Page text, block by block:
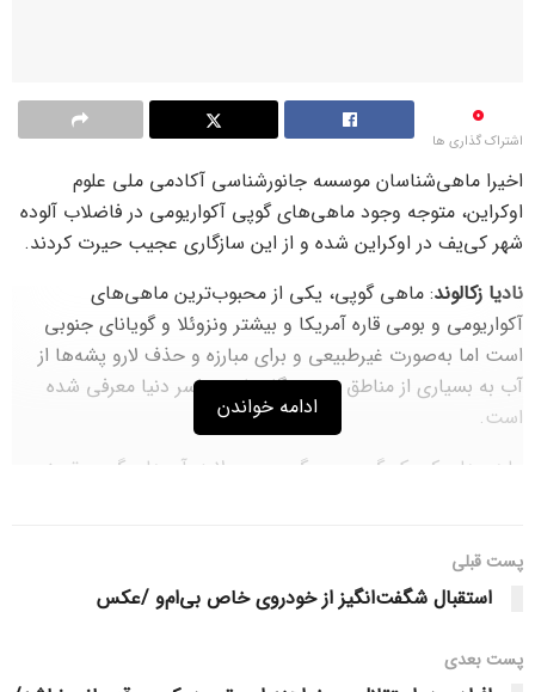
0
اشتراک گذاری ها
اخیرا ماهی‌شناسان موسسه جانورشناسی آکادمی ملی علوم
اوکراین، متوجه وجود ماهی‌های گوپی آکواریومی در فاضلاب آلوده
شهر کی‌یف در اوکراین شده و از این سازگاری عجیب حیرت کردند.
نادیا زکالوند: ماهی گوپی، یکی از محبوب‌ترین ماهی‌های
آکواریومی و بومی قاره آمریکا و بیشتر ونزوئلا و گویانای جنوبی
است اما به‌صورت غیرطبیعی و برای مبارزه و حذف لارو پشه‌ها از
آب به بسیاری از مناطق و زیستگاه‌های سراسر دنیا معرفی شده
است.
ماهی‌های کوچک گرمسیری گوپی معمولا در آب‌های گرم و تمیز
پایتخت اوکراین یافتند و از توانایی بسیار بالایشان در سازگاری با
چنین محیطی حیرت‌زده شدند. این ماهی‌ها نه‌تنها توانسته‌اند در
ادامه خواندن
پست قبلی
استقبال شگفت‌انگیز از خودروی خاص بی‌ام‌و /عکس
پست‌ بعدی